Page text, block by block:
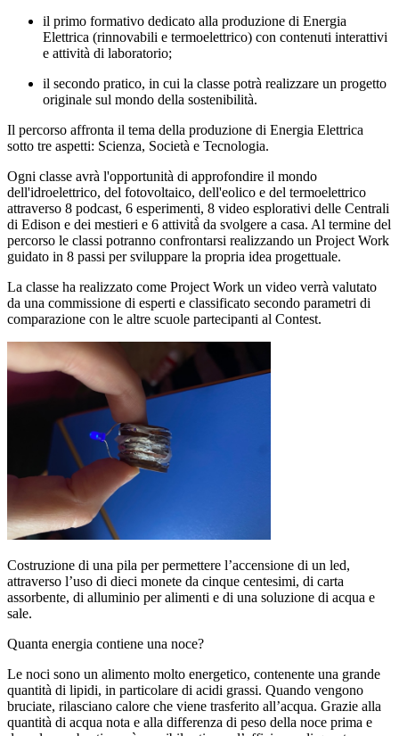
il primo formativo dedicato alla produzione di Energia
Elettrica (rinnovabili e termoelettrico) con contenuti interattivi
e attività di laboratorio;
il secondo pratico, in cui la classe potrà realizzare un progetto
originale sul mondo della sostenibilità.
Il percorso affronta il tema della produzione di Energia Elettrica
sotto tre aspetti: Scienza, Società e Tecnologia.
Ogni classe avrà l'opportunità di approfondire il mondo
dell'idroelettrico, del fotovoltaico, dell'eolico e del termoelettrico
attraverso 8 podcast, 6 esperimenti, 8 video esplorativi delle Centrali
di Edison e dei mestieri e 6 attività̀ da svolgere a casa. Al termine del
percorso le classi potranno confrontarsi realizzando un Project Work
guidato in 8 passi per sviluppare la propria idea progettuale.
La classe ha realizzato come Project Work un video verrà valutato
da una commissione di esperti e classificato secondo parametri di
comparazione con le altre scuole partecipanti al Contest.
Costruzione di una pila per permettere l’accensione di un led,
attraverso l’uso di dieci monete da cinque centesimi, di carta
assorbente, di alluminio per alimenti e di una soluzione di acqua e
sale.
Quanta energia contiene una noce?
Le noci sono un alimento molto energetico, contenente una grande
quantità di lipidi, in particolare di acidi grassi. Quando vengono
bruciate, rilasciano calore che viene trasferito all’acqua. Grazie alla
quantità di acqua nota e alla differenza di peso della noce prima e